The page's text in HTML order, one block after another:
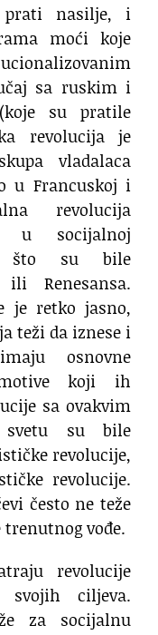
prati nasilje, i
moći koje
sa ruskim i
su pratile
revolucija je
vladalaca
u Francuskoj i
revolucija
u socijalnoj
što su bile
ili Renesansa.
je retko jasno,
teži da iznese i
osnovne
koji ih
sa ovakvim
svetu su bile
revolucije,
revolucije.
često ne teže
vođe.
revolucije
svojih ciljeva.
za socijalnu